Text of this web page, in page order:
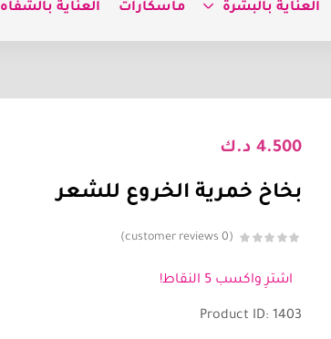
العناية بالبشرة ماسكارات العناية بالشفاه
4.500 د.ك
بخاخ خمرية الخروع للشعر
0
اشترِ واكسب 5 النقاط!
Product ID: 1403